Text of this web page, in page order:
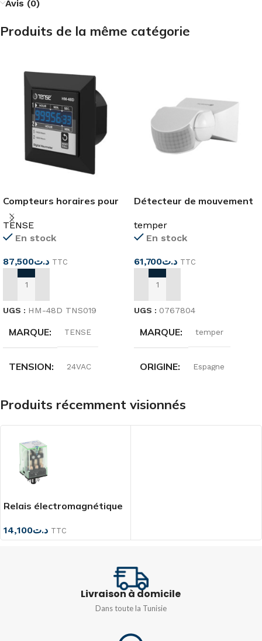
Avis (0)
Produits de la même catégorie
Compteurs horaires pour
machine électrique
TENSE
En stock
د.ت87,500 TTC
AJOUTER AU PANIER
UGS : HM-48D TNS019
MARQUE TENSE
TENSION 24VAC
PUISSANCE 7VA
COMPTAGE
99,999 heures
Détecteur de mouvement
temper
En stock
د.ت61,700 TTC
AJOUTER AU PANIER
UGS : 0767804
MARQUE temper
ORIGINE Espagne
ANGLE DE DÉTECTION
PROTECTION
IP65
Produits récemment visionnés
Relais électromagnétique
AC24Vد.ت14,100 TTC
Livraison à domicile
Dans toute la Tunisie